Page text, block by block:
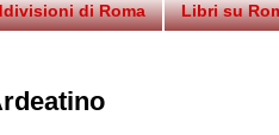
di Roma Libri su